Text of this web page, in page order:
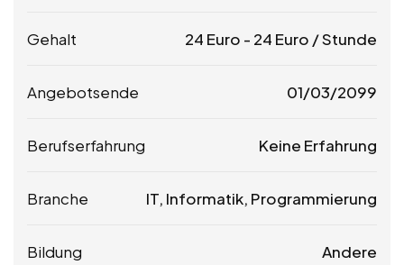
Gehalt 24 Euro - 24 Euro / Stunde
Angebotsende 01/03/2099
Berufserfahrung Keine Erfahrung
Branche IT, Informatik, Programmierung
Bildung Andere